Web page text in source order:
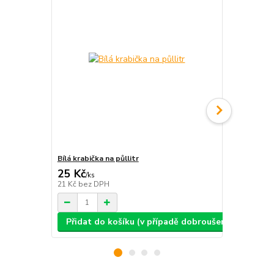
Bílá krabička na půllitr
25 Kč/ks
21 Kč bez DPH
Přidat do košíku (v případě dobroušení: text,